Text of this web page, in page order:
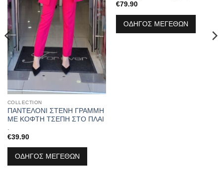
COLLECTION
ΠΑΝΤΕΛΟΝΙ ΣΤΕΝΗ ΓΡΑΜΜΗ
ΜΕ ΚΟΦΤΗ ΤΣΕΠΗ ΣΤΟ ΠΛΑΙ
.
€39.90
ΟΔΗΓΟΣ ΜΕΓΕΘΩΝ
€79.90
ΟΔΗΓΟΣ ΜΕΓΕΘΩΝ